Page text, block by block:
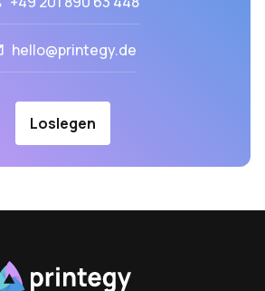
hello@printegy.de
Loslegen